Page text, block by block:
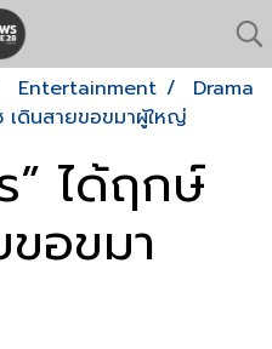
Entertainment
Drama
เดินสายขอขมาผู้ใหญ่
” ได้ฤกษ์
อขมา